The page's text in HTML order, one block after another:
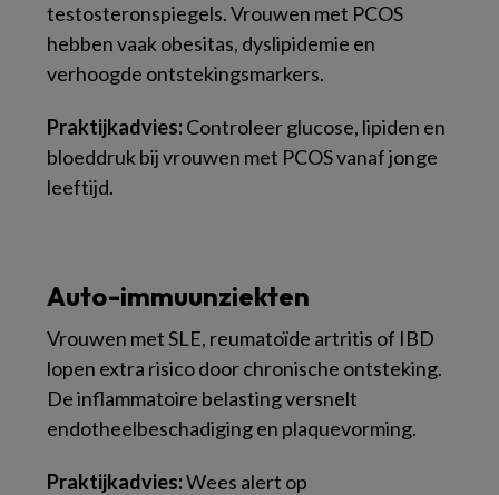
testosteronspiegels. Vrouwen met PCOS
hebben vaak obesitas, dyslipidemie en
verhoogde ontstekingsmarkers.
Praktijkadvies:Controleer glucose, lipiden en
bloeddruk bij vrouwen met PCOS vanaf jonge
leeftijd.
Auto-immuunziekten
Vrouwen met SLE, reumatoïde artritis of IBD
lopen extra risico door chronische ontsteking.
De inflammatoire belasting versnelt
endotheelbeschadiging en plaquevorming.
Praktijkadvies:Wees alert op